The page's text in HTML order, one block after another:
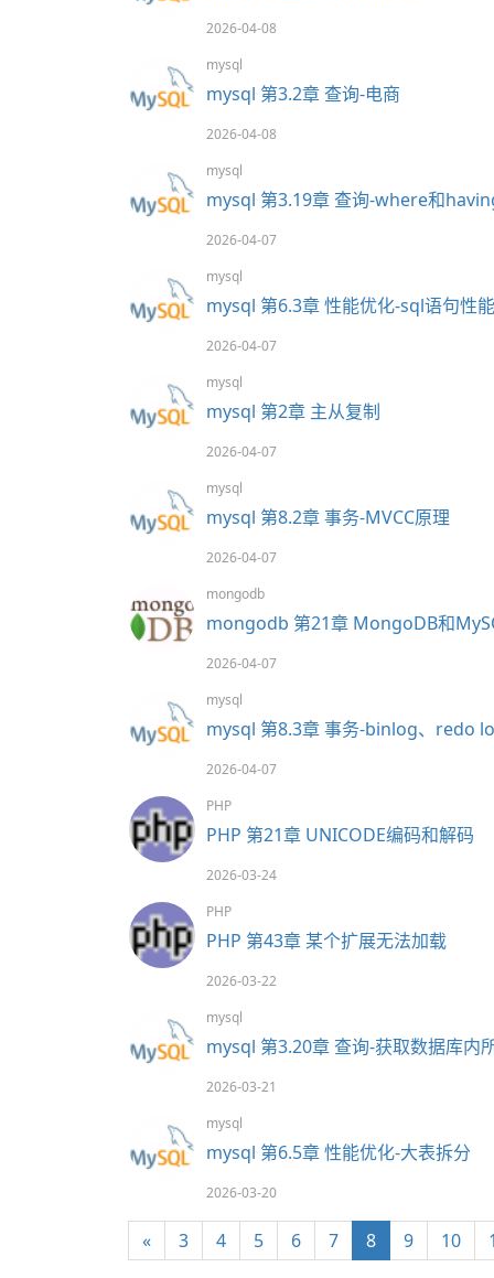
2026-04-08
mysql
mysql 第3.2章 查询-电商
2026-04-08
mysql
mysql 第3.19章 查询-where和
2026-04-07
mysql
mysql 第6.3章 性能优化-sql语句性
2026-04-07
mysql
mysql 第2章 主从复制
2026-04-07
mysql
mysql 第8.2章 事务-MVCC原理
2026-04-07
mongodb
mongodb 第21章 MongoDB和
2026-04-07
mysql
mysql 第8.3章 事务-binlog、redo
2026-04-07
PHP
PHP 第21章 UNICODE编码和解码
2026-03-24
PHP
PHP 第43章 某个扩展无法加载
2026-03-22
mysql
mysql 第3.20章 查询-获取数据库内
2026-03-21
mysql
mysql 第6.5章 性能优化-大表拆分
2026-03-20
« 3 4 5 6 7 8 9 10